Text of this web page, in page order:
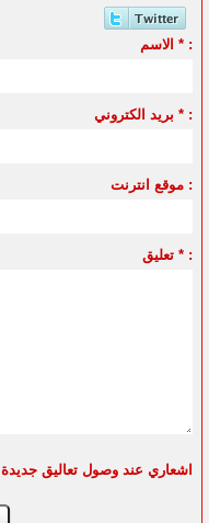
الاسم * :
بريد الكتروني * :
موقع انترنت :
تعليق * :
اشعاري عند وصول تعاليق جديدة